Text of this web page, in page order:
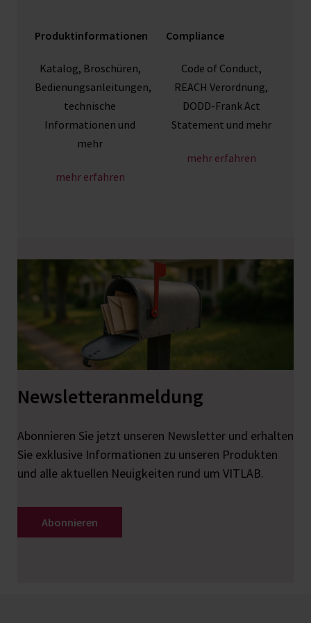
Produktinformationen
Katalog, Broschüren,
Bedienungsanleitungen,
technische
Informationen und
mehr
mehr erfahren
Compliance
Code of Conduct,
REACH Verordnung,
DODD-Frank Act
Statement und mehr
mehr erfahren
Newsletteranmeldung
Abonnieren Sie jetzt unseren Newsletter und erhalten
Sie exklusive Informationen zu unseren Produkten
und alle aktuellen Neuigkeiten rund um VITLAB.
Abonnieren